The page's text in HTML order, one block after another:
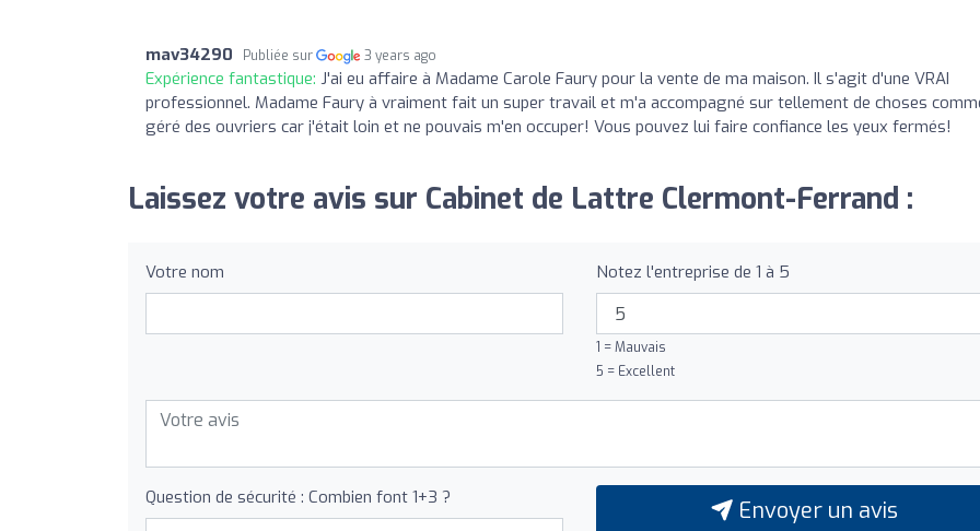
mav34290 Publiée sur 3 years ago
Expérience fantastique: J'ai eu affaire à Madame Carole Faury pour la vente de ma maison. Il s'agit d'une VRAI
professionnel. Madame Faury à vraiment fait un super travail et m'a accompagné sur tellement de choses
géré des ouvriers car j'était loin et ne pouvais m'en occuper! Vous pouvez lui faire confiance les yeux fermés!
Laissez votre avis sur Cabinet de Lattre Clermont-Ferrand :
Votre nom Notez l'entreprise de 1 à 5
1 = Mauvais
5 = Excellent
Question de sécurité : Combien font 1+3 ? Envoyer un avis